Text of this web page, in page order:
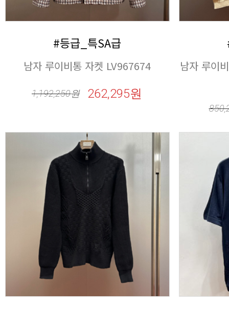
#등급_특SA급
남자 루이비통 자켓 LV967674
1,192,250원 262,295원